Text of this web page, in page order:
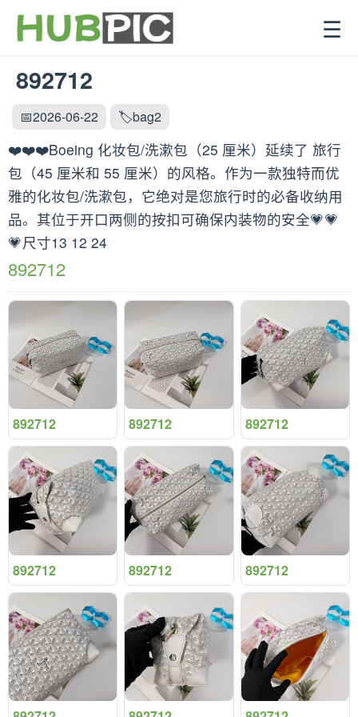
☰
892712
📅2026-06-22 🏷️bag2
❤️❤️❤️Boeing 化妆包/洗漱包（25 厘米）延续了 旅行
包（45 厘米和 55 厘米）的风格。作为一款独特而优
雅的化妆包/洗漱包，它绝对是您旅行时的必备收纳用
品。其位于开口两侧的按扣可确保内装物的安全💗💗
💗尺寸13 12 24
892712
892712 892712 892712
892712 892712 892712